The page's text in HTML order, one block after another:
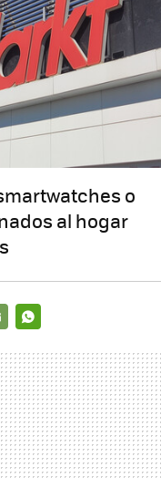
o
al hogar